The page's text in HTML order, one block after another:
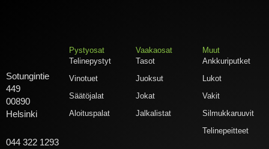
Sotungintie
449
00890
Helsinki
044 322 1293
Pystyosat
Telinepystyt
Vinotuet
Säätöjalat
Aloituspalat
Vaakaosat
Tasot
Juoksut
Jokat
Jalkalistat
Muut
Ankkuriputket
Lukot
Vakit
Silmukkaruuvit
Telinepeitteet